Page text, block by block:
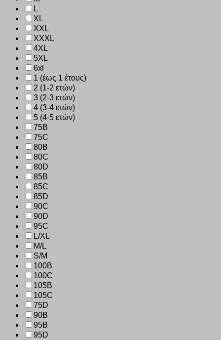
L
XL
XXL
XXXL
4XL
5XL
6xl
1 (έως 1 έτους)
2 (1-2 ετών)
3 (2-3 ετών)
4 (3-4 ετών)
5 (4-5 ετών)
75B
75C
80B
80C
80D
85B
85C
85D
90C
90D
95C
L/XL
M/L
S/M
100B
100C
105B
105C
75D
90B
95B
95D